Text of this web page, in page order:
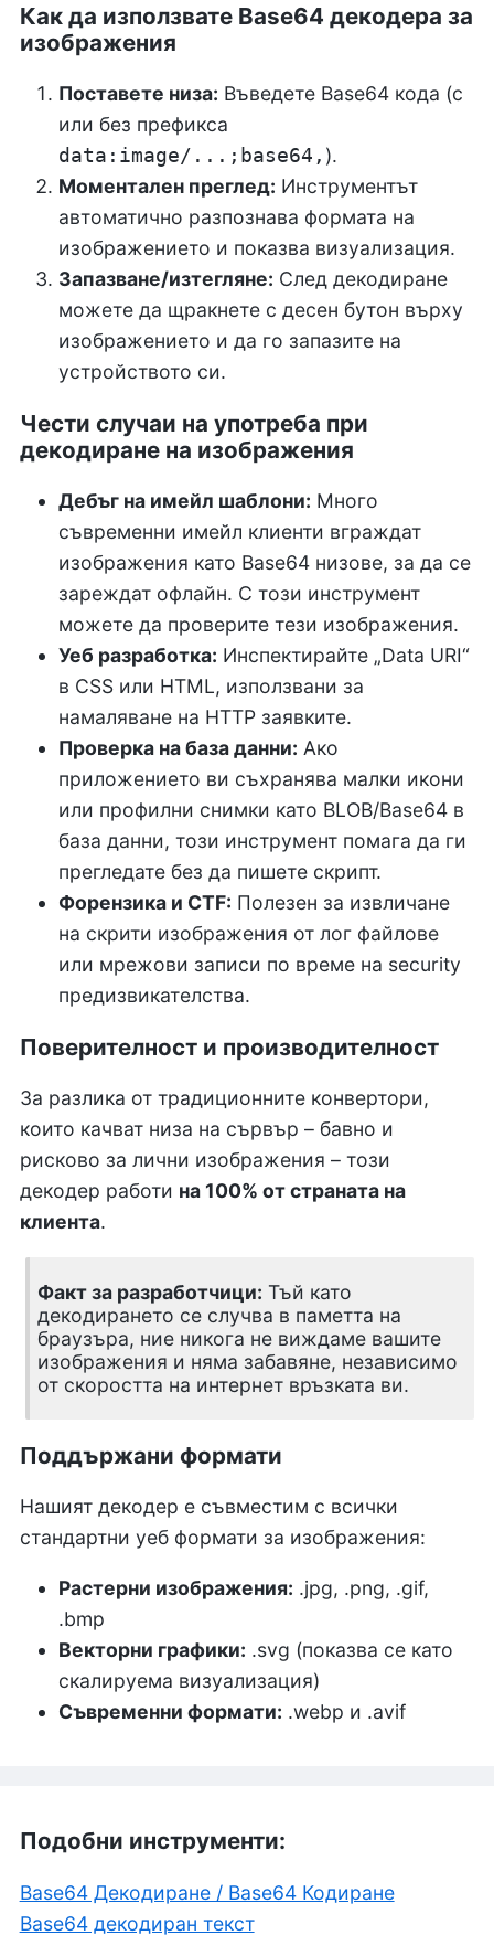
Как да използвате Base64 декодера за
изображения
Поставете низа: Въведете Base64 кода (с
или без префикса
data:image/...;base64, ).
Моментален преглед: Инструментът
автоматично разпознава формата на
изображението и показва визуализация.
Запазване/изтегляне: След декодиране
можете да щракнете с десен бутон върху
изображението и да го запазите на
устройството си.
Чести случаи на употреба при
декодиране на изображения
Дебъг на имейл шаблони: Много
съвременни имейл клиенти вграждат
изображения като Base64 низове, за да се
зареждат офлайн. С този инструмент
можете да проверите тези изображения.
Уеб разработка: Инспектирайте „Data URI“
в CSS или HTML, използвани за
намаляване на HTTP заявките.
Проверка на база данни: Ако
приложението ви съхранява малки икони
или профилни снимки като BLOB/Base64 в
база данни, този инструмент помага да ги
прегледате без да пишете скрипт.
Форензика и CTF: Полезен за извличане
на скрити изображения от лог файлове
или мрежови записи по време на security
предизвикателства.
Поверителност и производителност
За разлика от традиционните конвертори,
които качват низа на сървър – бавно и
рисково за лични изображения – този
декодер работи на 100% от страната на
клиента.
Факт за разработчици: Тъй като
декодирането се случва в паметта на
браузъра, ние никога не виждаме вашите
изображения и няма забавяне, независимо
от скоростта на интернет връзката ви.
Поддържани формати
Нашият декодер е съвместим с всички
стандартни уеб формати за изображения:
Растерни изображения: .jpg, .png, .gif,
.bmp
Векторни графики: .svg (показва се като
скалируема визуализация)
Съвременни формати: .webp и .avif
Подобни инструменти:
Base64 Декодиране / Base64 Кодиране
Base64 декодиран текст